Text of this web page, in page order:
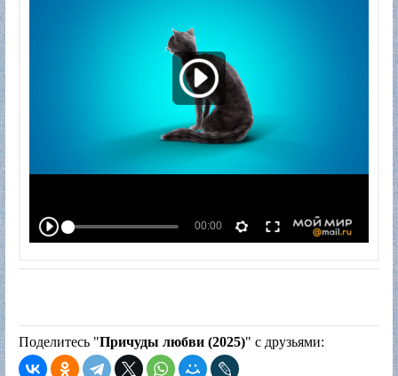
Поделитесь "Причуды любви (2025)" с друзьями: